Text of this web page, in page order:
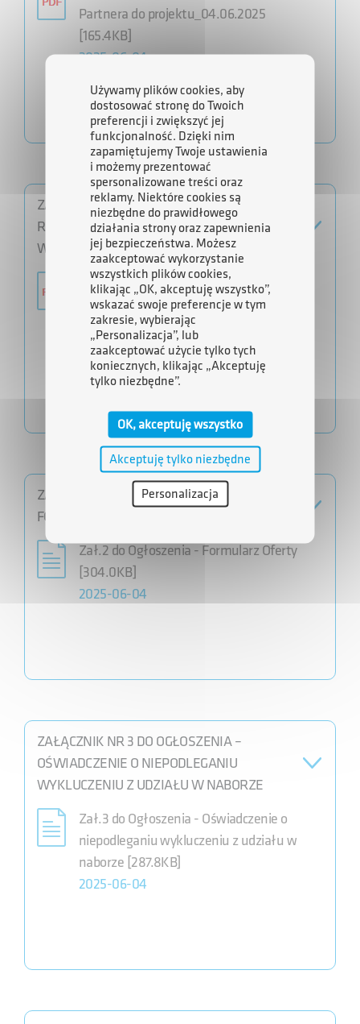
Partnera do projektu_04.06.2025
[165.4KB]
2025-06-04
ZAŁĄCZNIK NR 1 DO OGŁOSZENIA –
REGULAMIN NABORU PARTNERA DO
WSPÓLNEJ REALIZACJI PROJEKTU FERS
Zał.1 do Ogłoszenia_Regulamin
otwartego naboru Partnera do
projektu_04.06.2025 [330.4KB]
2025-06-04
ZAŁĄCZNIK NR 2 DO OGŁOSZENIA –
FORMULARZ OFERTY
Zał.2 do Ogłoszenia - Formularz Oferty
[304.0KB]
2025-06-04
ZAŁĄCZNIK NR 3 DO OGŁOSZENIA –
OŚWIADCZENIE O NIEPODLEGANIU
WYKLUCZENIU Z UDZIAŁU W NABORZE
Zał.3 do Ogłoszenia - Oświadczenie o
niepodleganiu wykluczeniu z udziału w
naborze [287.8KB]
2025-06-04
Używamy plików cookies, aby
dostosować stronę do Twoich
preferencji i zwiększyć jej
funkcjonalność. Dzięki nim
zapamiętujemy Twoje ustawienia
i możemy prezentować
spersonalizowane treści oraz
reklamy. Niektóre cookies są
niezbędne do prawidłowego
działania strony oraz zapewnienia
jej bezpieczeństwa. Możesz
zaakceptować wykorzystanie
wszystkich plików cookies,
klikając „OK, akceptuję wszystko”,
wskazać swoje preferencje w tym
zakresie, wybierając
„Personalizacja”, lub
zaakceptować użycie tylko tych
koniecznych, klikając „Akceptuję
tylko niezbędne”.
OK, akceptuję wszystko
Akceptuję tylko niezbędne
Personalizacja